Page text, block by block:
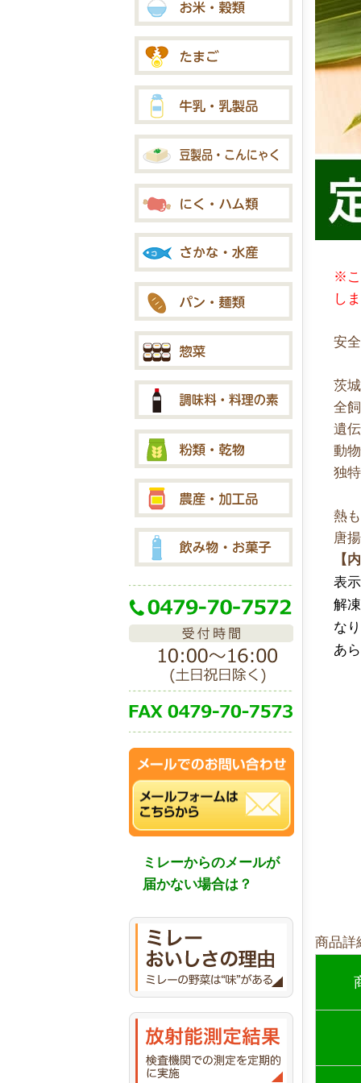
ミレーからのメールが
届かない場合は？
※こ
し
安
茨
全
遺
動
独
熱
唐
【
表
解
な
あ
商品詳